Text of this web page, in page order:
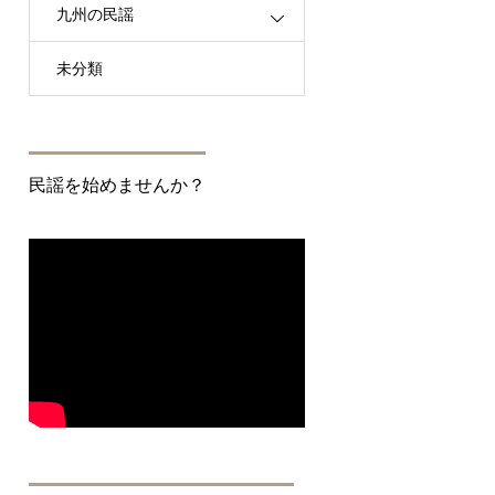
九州の民謡
未分類
民謡を始めませんか？